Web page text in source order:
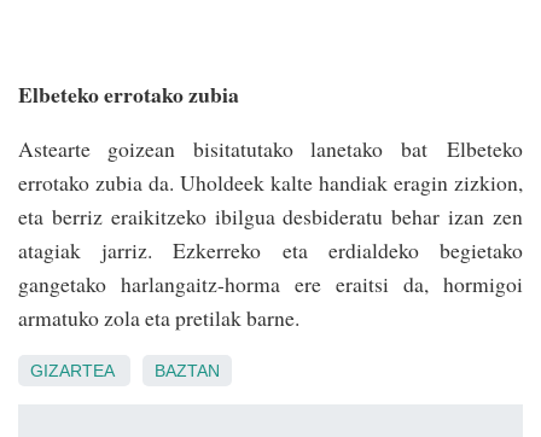
Elbeteko errotako zubia
Astearte goizean bisitatutako lanetako bat Elbeteko
errotako zubia da. Uholdeek kalte handiak eragin zizkion,
eta berriz eraikitzeko ibilgua desbideratu behar izan zen
atagiak jarriz. Ezkerreko eta erdialdeko begietako
gangetako harlangaitz-horma ere eraitsi da, hormigoi
armatuko zola eta pretilak barne.
GIZARTEA BAZTAN